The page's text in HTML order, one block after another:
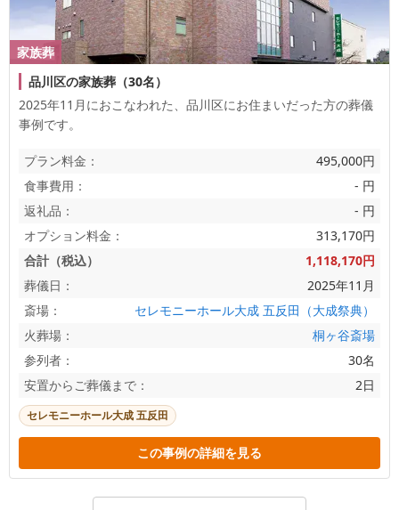
家族葬
品川区の家族葬（30名）
2025年11月におこなわれた、 品川区にお住まいだった方の葬儀
事例です。
プラン料金：
495,000円
食事費用：
- 円
返礼品：
- 円
オプション料金：
313,170円
合計（税込）
1,118,170円
葬儀日：
2025年11月
斎場：
セレモニーホール大成 五反田（大成祭典）
火葬場：
桐ヶ谷斎場
参列者：
30名
安置からご葬儀まで：
2日
セレモニーホール大成 五反田
この事例の詳細を見る